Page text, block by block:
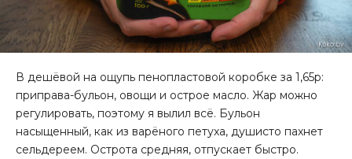
В дешёвой на ощупь пенопластовой коробке за 1,65р:
приправа-бульон, овощи и острое масло. Жар можно
регулировать, поэтому я вылил всё. Бульон
насыщенный, как из варёного петуха, душисто пахнет
сельдереем. Острота средняя, отпускает быстро.